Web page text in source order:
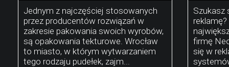
Jednym z najczęściej stosowanych
przez producentów rozwiązań w
zakresie pakowania swoich wyrobów,
są opakowania tekturowe. Wrocław
to miasto, w którym wytwarzaniem
tego rodzaju pudełek, zajm...
Szukasz
firmę
się w